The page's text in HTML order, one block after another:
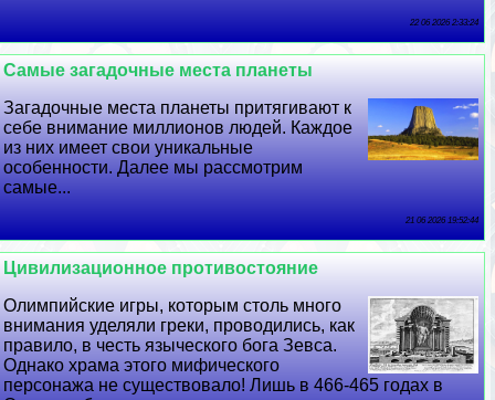
22 06 2026 2:33:24
Самые загадочные места планеты
Загадочные места планеты притягивают к
себе внимание миллионов людей. Каждое
из них имеет свои уникальные
особенности. Далее мы рассмотрим
самые...
21 06 2026 19:52:44
Цивилизационное противостояние
Олимпийские игры, которым столь много
внимания уделяли греки, проводились, как
правило, в честь языческого бога Зевса.
Однако храма этого мифического
персонажа не существовало! Лишь в 466-465 годах в